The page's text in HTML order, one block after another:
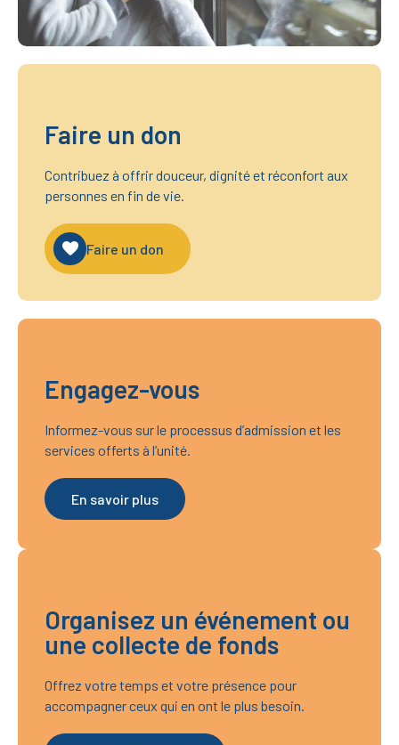
Faire un don
Contribuez à offrir douceur, dignité et réconfort aux
personnes en fin de vie.
Faire un don
Engagez-vous
Informez-vous sur le processus d’admission et les
services offerts à l’unité.
En savoir plus
Organisez un événement ou
une collecte de fonds
Offrez votre temps et votre présence pour
accompagner ceux qui en ont le plus besoin.